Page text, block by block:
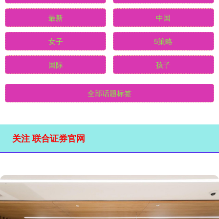
最新 中国
女子 5策略
国际 孩子
全部话题标签
关注 联合证券官网